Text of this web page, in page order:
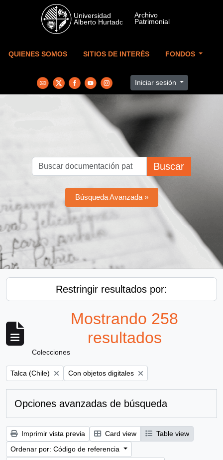
Skip to main content
QUIENES SOMOS SITIOS DE INTERÉS FONDOS
Iniciar sesión
Buscar
Búsqueda Avanzada »
Restringir resultados por:
Mostrando 258
resultados
Colecciones
Remove filter:
Talca (Chile) Remove filter:
Con objetos digitales
Opciones avanzadas de búsqueda
Imprimir vista previa Card view
Table view
Ordenar por: Código de referencia